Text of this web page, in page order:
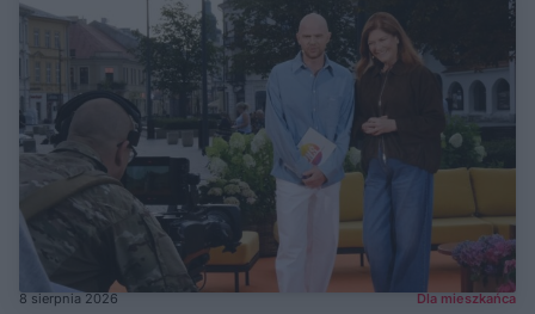
8 sierpnia 2026 Dla mieszkańca